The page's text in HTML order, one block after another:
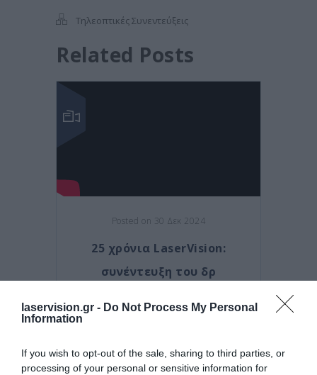
laservision.gr - Do Not Process My Personal
Information
If you wish to opt-out of the sale, sharing to third parties, or
processing of your personal or sensitive information for
Τηλεοπτικές Συνεντεύξεις
Related Posts
Posted on 30 Δεκ 2024
25 χρόνια LaserVision:
συνέντευξη του δρ